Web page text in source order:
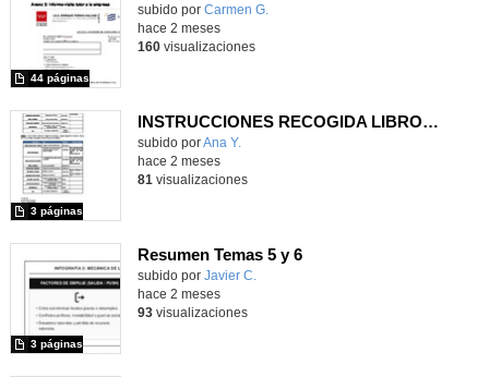
Contenido educativo.
subido por Carmen G.
44 páginas
hace 2 meses
160visualizaciones
INSTRUCCIONES RECOGIDA LIBROS ACCEDE 2025-206
subido porAna Y.
3 páginas
hace 2 meses
81 visualizaciones
Resumen Temas 5 y 6
Contenido educativo.
subido por Javier C.
3 páginas
hace 2 meses
93visualizaciones